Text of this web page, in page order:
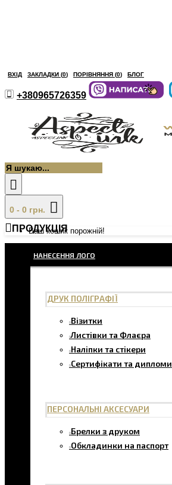
ВХІД ЗАКЛАДКИ (0) ПОРІВНЯННЯ (0) БЛОГ
+380965726359
0 - 0 грн.
Ваш кошик порожній!
ПРОДУКЦІЯ
НАНЕСЕННЯ ЛОГО
ДРУК ПОЛІГРАФІЇ
Візитки
Листівки та Флаєра
Наліпки та стікери
Сертифікати та дипломи
ПЕРСОНАЛЬНІ АКСЕСУАРИ
Брелки з друком
Обкладинки на паспорт